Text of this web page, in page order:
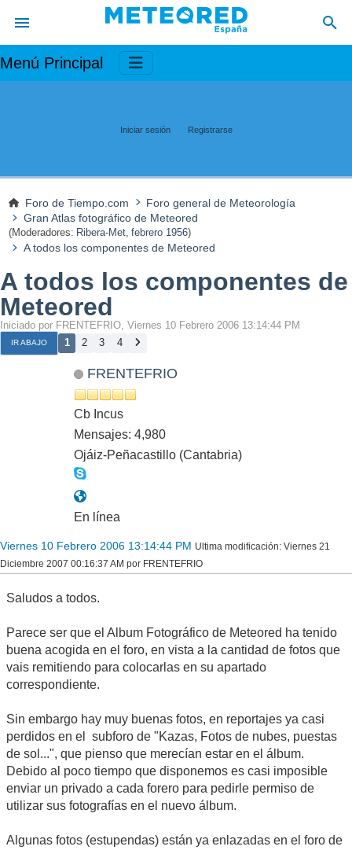
Menú Principal
Iniciar sesión Registrarse
Foro de Tiempo.com
Foro general de Meteorología
Gran Atlas fotográfico de Meteored
(Moderadores: Ribera-Met, febrero 1956)
A todos los componentes de Meteored
A todos los componentes de
Meteored
Iniciado por FRENTEFRIO, Viernes 10 Febrero 2006 13:14:44 PM
IR ABAJO 1 2 3 4
FRENTEFRIO
Cb Incus
Mensajes: 4,980
Ojáiz-Peñacastillo (Cantabria)
En línea
Viernes 10 Febrero 2006 13:14:44 PM Ultima modificación: Viernes 21
Diciembre 2007 00:16:37 AM por FRENTEFRIO
Saludos a todos.
Parece ser que el Album Fotográfico de Meteored ha tenido
buena acogida en el foro, en vista a la cantidad de fotos que
vais remitiendo para colocarlas en su apartado
correspondiente.
Sin embargo hay muy buenas fotos, en reportajes ya casi
perdidos en el subforo de "Kazas, Fotos de nubes, puestas
de sol...", que pienso que merecían estar en el álbum.
Debido al poco tiempo que disponemos es casi imposible
enviar un privado a cada forero para pedirle permiso de
utilizar sus fotografías en el nuevo álbum.
Algunas fotos (estupendas) están ya enlazadas en el foro de